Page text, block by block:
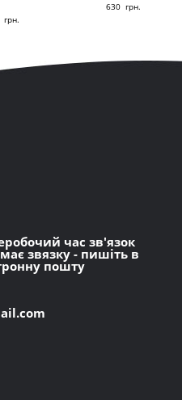
грн. 5.00з 5
630 грн.
час зв'язок
звязку - пишіть в
пошту